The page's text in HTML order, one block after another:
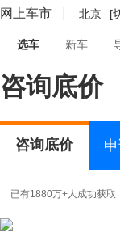
网上车市 北京 [
选车 新车
咨询底价
咨询底价
已有1880万+人成功获取